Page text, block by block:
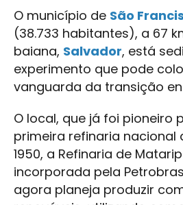
O município de São
(38.733 habitantes), a 67
baiana, Salvador, está
experimento que pode
vanguarda da transição
O local, que já foi pioneiro
primeira refinaria nacional
1950, a Refinaria de
incorporada pela
agora planeja produzir